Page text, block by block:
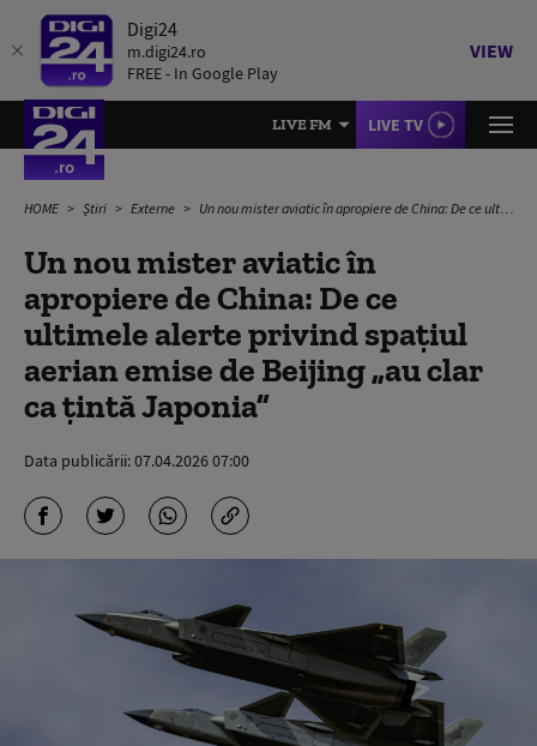
Digi24
m.digi24.ro
FREE - In Google Play
VIEW
LIVE FM LIVE TV
HOME Știri Externe Un nou mister aviatic în apropiere de China: De ce ultimele alerte privind spațiul aerian emise de Beijing „au clar ca țintă Japonia”
Un nou mister aviatic în
apropiere de China: De ce
ultimele alerte privind spațiul
aerian emise de Beijing „au clar
ca țintă Japonia”
Data publicării:07.04.2026 07:00